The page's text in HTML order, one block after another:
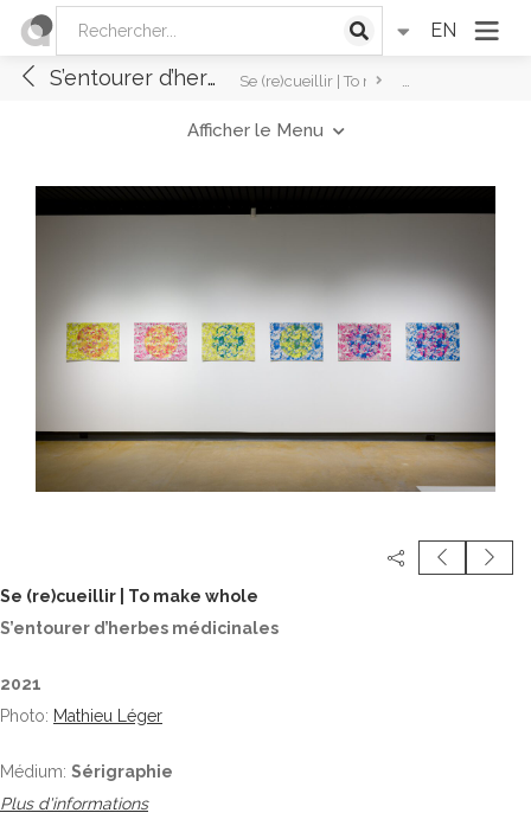
EN
S’entourer d’herbes médicinales Se (re)cueillir | To make wholeS’entourer
Afficher le Menu
Se (re)cueillir | To make whole
S’entourer d’herbes médicinales
2021
Photo: Mathieu Léger
Médium: Sérigraphie
Plus d'informations